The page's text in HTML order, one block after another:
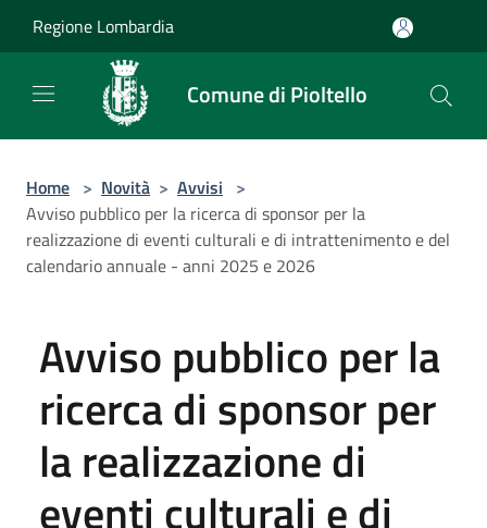
Regione Lombardia
Comune di Pioltello
Home > Novità > Avvisi >
Avviso pubblico per la ricerca di sponsor per la
realizzazione di eventi culturali e di intrattenimento e del
calendario annuale - anni 2025 e 2026
Avviso pubblico per la
ricerca di sponsor per
la realizzazione di
eventi culturali e di